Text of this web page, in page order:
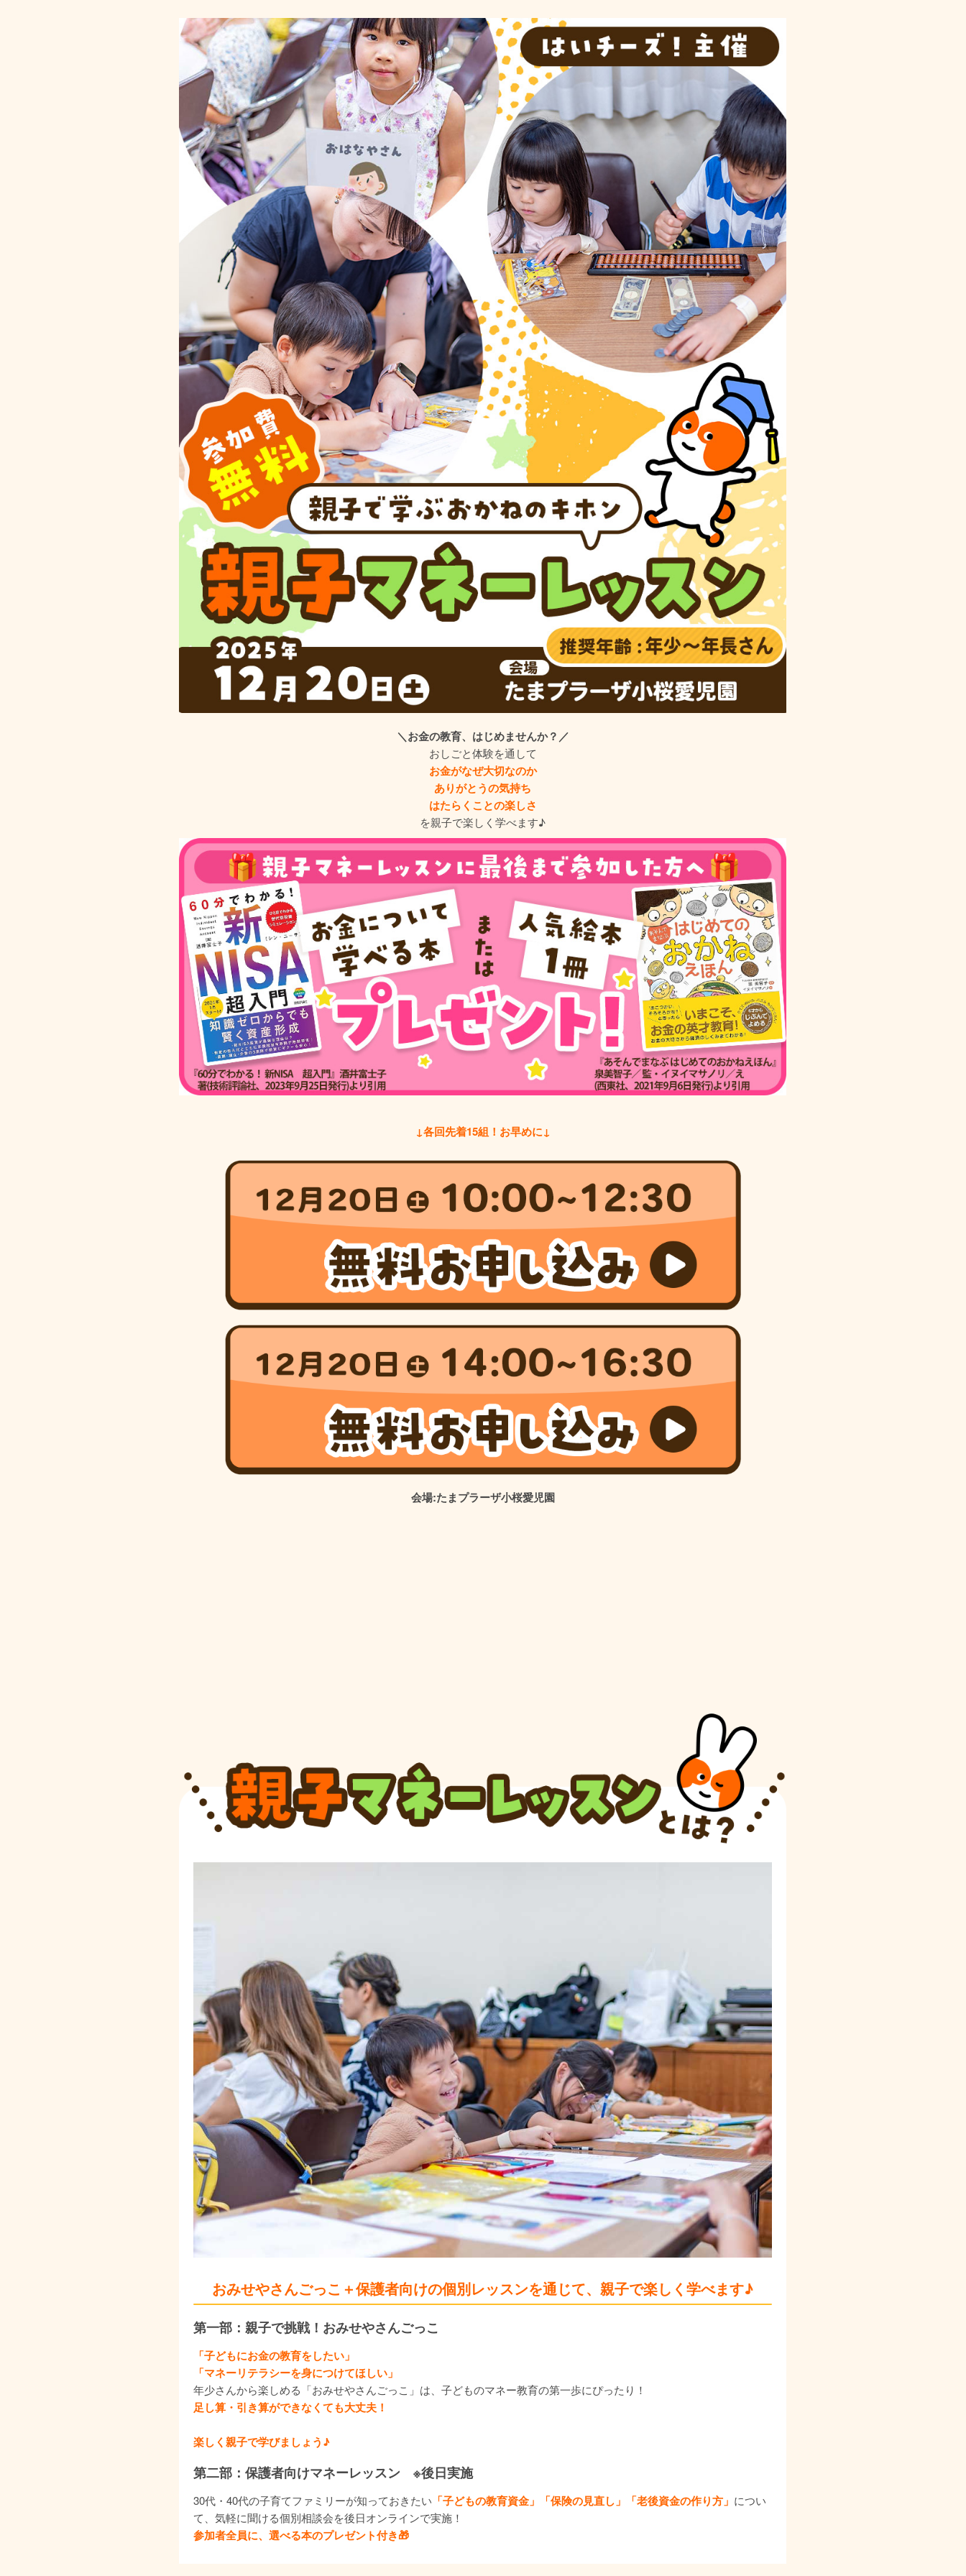
＼お金の教育、はじめませんか？／
おしごと体験を通して
お金がなぜ大切なのか
ありがとうの気持ち
はたらくことの楽しさ
を親子で楽しく学べます♪
↓各回先着15組！お早めに↓
会場:たまプラーザ小桜愛児園
おみせやさんごっこ＋保護者向けの個別レッスンを通じて、親子で楽しく学べます♪
第一部：親子で挑戦！おみせやさんごっこ
「子どもにお金の教育をしたい」
「マネーリテラシーを身につけてほしい」
年少さんから楽しめる「おみせやさんごっこ」は、子どものマネー教育の第一歩にぴったり！
足し算・引き算ができなくても大丈夫！
楽しく親子で学びましょう♪
第二部：保護者向けマネーレッスン ※後日実施
30代・40代の子育てファミリーが知っておきたい 「子どもの教育資金」「保険の見直し」「老後資金の作り方」 につい
て、気軽に聞ける個別相談会を後日オンラインで実施！
参加者全員に、選べる本のプレゼント付き🎁